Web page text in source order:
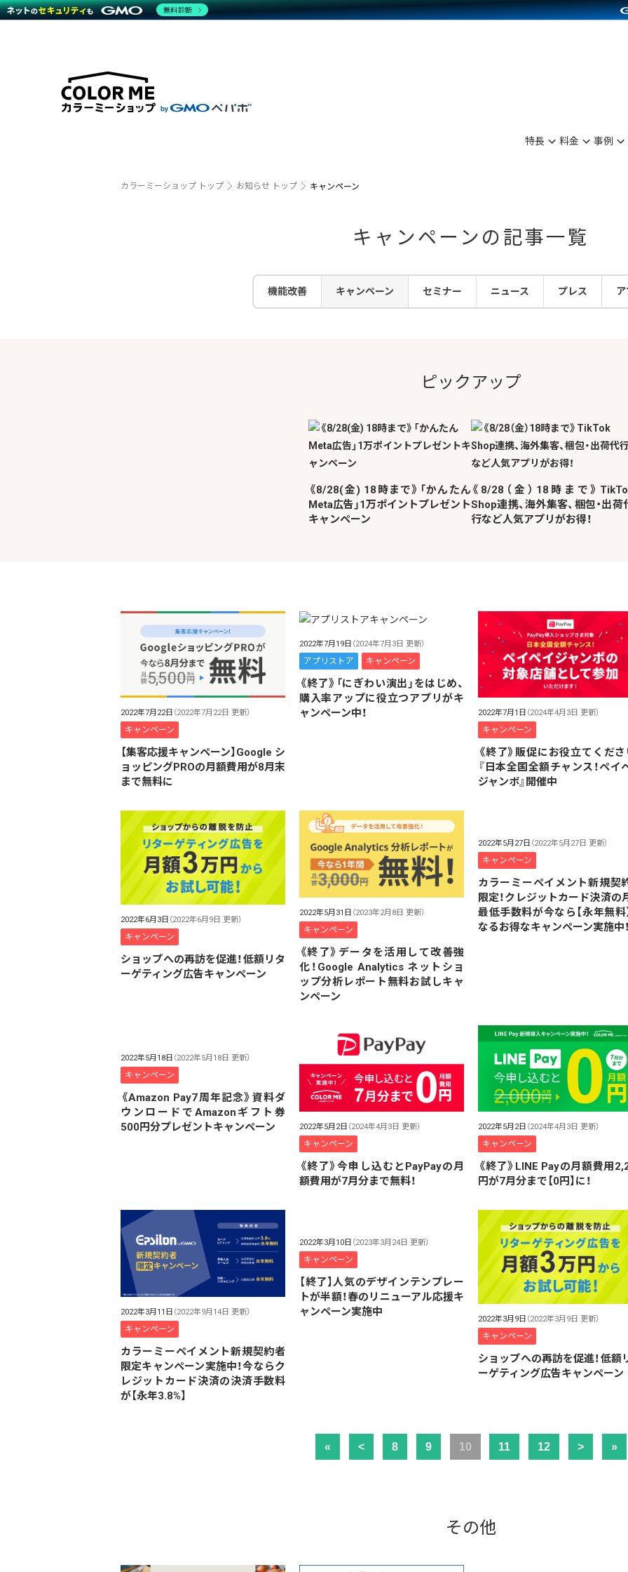
特長 料金 事例
特長
商材一覧を見る
機能一覧を見る
特長別に見る
売上につながる集客
顧客ロイヤリティを向上
複数店舗との連携
業種別に見る
料金シミュレーション
運営サポート
開発・API連携代行
カラーミーショップ トップ お知らせ トップ キャンペーン
キャンペーンの記事一覧
機能改善 キャンペーン セミナー ニュース プレス
ピックアップ
《8/28(金) 18時まで》「かんたん
Meta広告」1万ポイントプレゼント
キャンペーン
《8/28（金）18時まで》
Shop連携、海外集客、梱包・出荷
行など人気アプリがお得！
2022年7月22日 （2022年7月22日 更新）
キャンペーン
【集客応援キャンペーン】Google シ
ョッピングPROの月額費用が8月末
まで無料に
2022年7月19日 （2024年7月3日 更新）
アプリストア キャンペーン
《終了》「にぎわい演出」をはじめ、
購入率アップに役立つアプリがキ
ャンペーン中！
2022年7月1日 （2024年4月3日 更新）
キャンペーン
《終了》販促にお役立てくださ
『日本全国全額チャンス！ペイ
ジャンボ』開催中
2022年6月3日 （2022年6月9日 更新）
キャンペーン
ショップへの再訪を促進！低額リタ
ーゲティング広告キャンペーン
2022年5月31日 （2023年2月8日 更新）
キャンペーン
《終了》データを活用して改善強
化！Google Analytics ネットショ
ップ分析レポート無料お試しキャ
ンペーン
2022年5月27日 （2022年5月27日 更新）
キャンペーン
カラーミーペイメント新規契
限定！クレジットカード決済の
最低手数料が今なら【永年無料
なるお得なキャンペーン実施中
2022年5月18日 （2022年5月18日 更新）
キャンペーン
《Amazon Pay7周年記念》資料ダ
ウンロードでAmazonギフト券
500円分プレゼントキャンペーン
2022年5月2日 （2024年4月3日 更新）
キャンペーン
《終了》今申し込むとPayPayの月
額費用が7月分まで無料！
2022年5月2日 （2024年4月3日 更新）
キャンペーン
《終了》LINE Payの月額費用
円が7月分まで【0円】に！
2022年3月11日 （2022年9月14日 更新）
キャンペーン
カラーミーペイメント新規契約者
限定キャンペーン実施中！今ならク
レジットカード決済の決済手数料
が【永年3.8%】
2022年3月10日 （2023年3月24日 更新）
キャンペーン
【終了】人気のデザインテンプレー
トが半額！春のリニューアル応援キ
ャンペーン実施中
2022年3月9日 （2022年3月9日 更新）
キャンペーン
ショップへの再訪を促進！低額
ーゲティング広告キャンペーン
« < 8 9 10 11 12 > »
その他
無料診断